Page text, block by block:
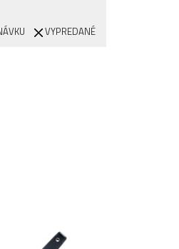
VYPREDANÉ